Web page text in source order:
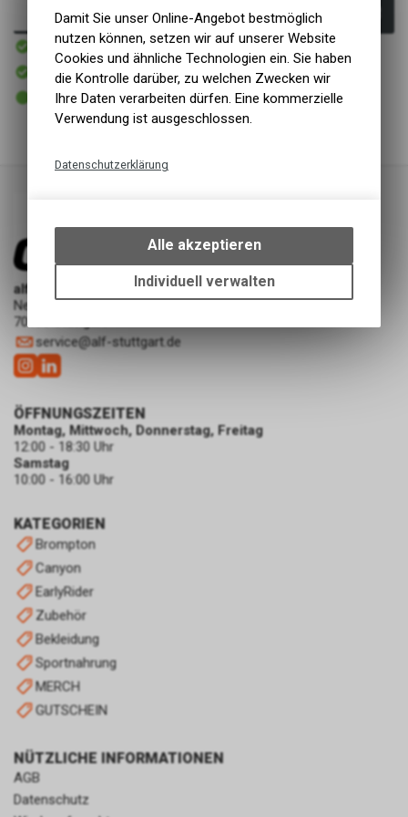
In den Warenkorb
Innerhalb von 1-2 Tagen
Versand
In Kürze abholbereit
Abholung alf cycling Showroom | ASP Werkstatt
2 - 5 Tage ab eigenem Lager
Abholung alf cycling Silberburgstraße
alf cycling Showroom | ASP Werkstatt
Neckarstraße 227
70190 Stuttgart
service@alf-stuttgart.de
KATEGORIEN
Brompton
Canyon
EarlyRider
Zubehör
Bekleidung
Sportnahrung
MERCH
GUTSCHEIN
NÜTZLICHE INFORMATIONEN
AGB
Datenschutz
ÖFFNUNGSZEITEN
Montag, Mittwoch, Donnerstag, Freitag
12:00 - 18:30 Uhr
Samstag
10:00 - 16:00 Uhr
Damit Sie unser Online-Angebot bestmöglich
nutzen können, setzen wir auf unserer Website
Cookies und ähnliche Technologien ein. Sie haben
die Kontrolle darüber, zu welchen Zwecken wir
Ihre Daten verarbeiten dürfen. Eine kommerzielle
Verwendung ist ausgeschlossen.
Datenschutzerklärung
bestimmte Interaktionen und
Einstellungen auf Ihrem Gerät,
um die grundlegenden
Funktionen unseres Online-
des Warenkorbs, zu
ermöglichen. Bitte beachten Sie,
zulassen.
Alle akzeptieren
Individuell verwalten